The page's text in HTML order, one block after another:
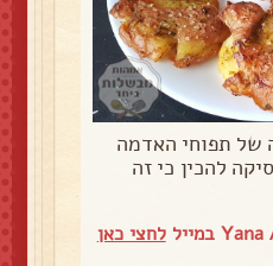
של תפוחי האדמה
להכין כי זה
לחצי כאן